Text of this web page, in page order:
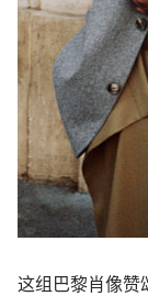
这组巴黎肖像赞